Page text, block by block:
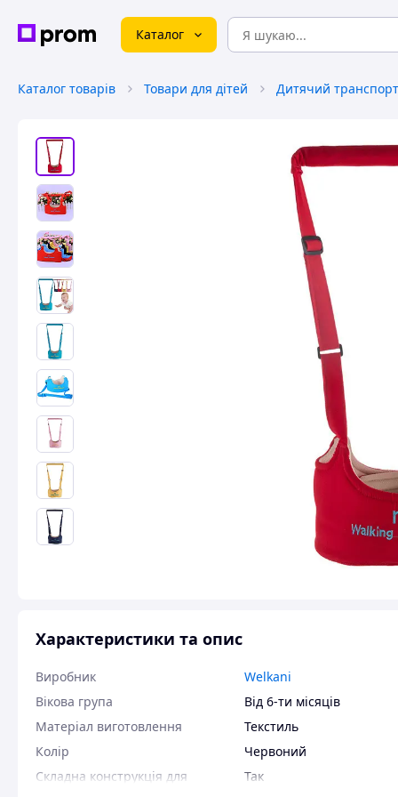
Каталог
Каталог товарів Товари для дітей Дитячий транспорт
Характеристики та опис
Виробник
Welkani
Вікова група
Від 6-ти місяців
Матеріал виготовлення
Текстиль
Колір
Червоний
Складна конструкція для
Так